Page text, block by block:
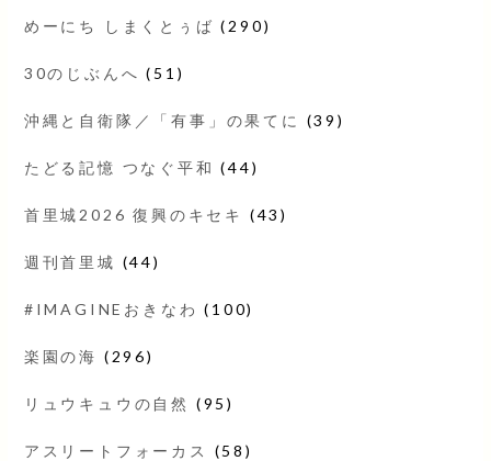
めーにち しまくとぅば (290)
30のじぶんへ (51)
沖縄と自衛隊／「有事」の果てに (39)
たどる記憶 つなぐ平和 (44)
首里城2026 復興のキセキ (43)
週刊首里城 (44)
#IMAGINEおきなわ (100)
楽園の海 (296)
リュウキュウの自然 (95)
アスリートフォーカス (58)